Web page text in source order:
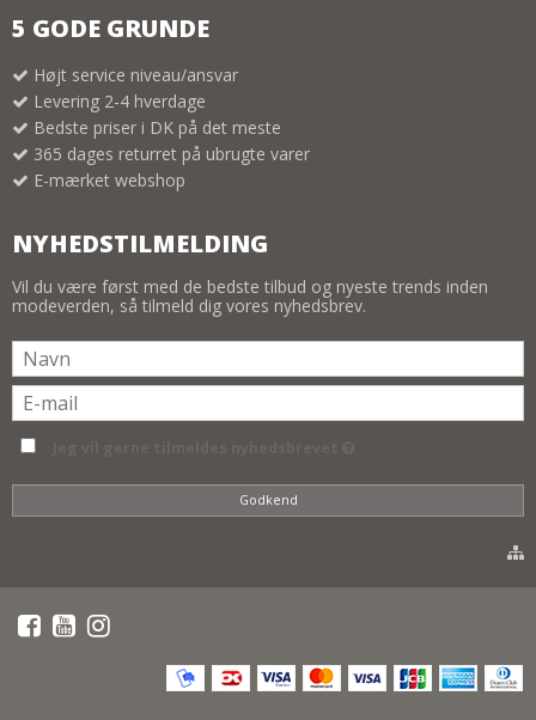
5 GODE GRUNDE
Højt service niveau/ansvar
Levering 2-4 hverdage
Bedste priser i DK på det meste
365 dages returret på ubrugte varer
E-mærket webshop
NYHEDSTILMELDING
Vil du være først med de bedste tilbud og nyeste trends inden
modeverden, så tilmeld dig vores nyhedsbrev.
Godkend